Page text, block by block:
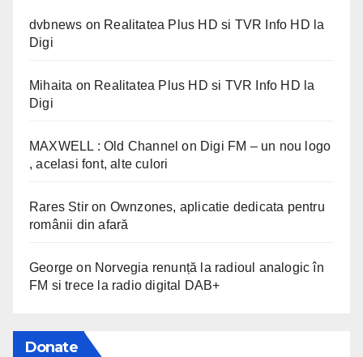
dvbnews on Realitatea Plus HD si TVR Info HD la
Digi
Mihaita on Realitatea Plus HD si TVR Info HD la
Digi
MAXWELL : Old Channel on Digi FM – un nou logo
, acelasi font, alte culori
Rares Stir on Ownzones, aplicatie dedicata pentru
românii din afară
George on Norvegia renunță la radioul analogic în
FM si trece la radio digital DAB+
Donate